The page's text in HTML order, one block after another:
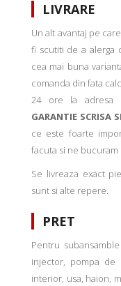
LIVRARE
Un alt avantaj pe
fi scutiti de a alerga
cea mai buna
comanda din fata
24 ore la adresa
GARANTIE SCRISA
ce este foarte
facuta si ne bucuram
Se livreaza exact
sunt si alte repere.
PRET
Pentru
injector, pompa de
interior, usa, haion,